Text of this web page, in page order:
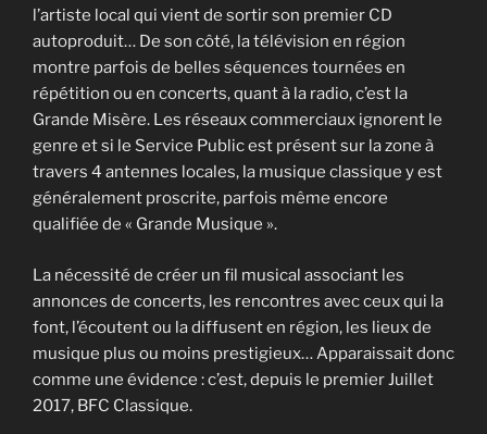
l’artiste local qui vient de sortir son premier CD
autoproduit… De son côté, la télévision en région
montre parfois de belles séquences tournées en
répétition ou en concerts, quant à la radio, c’est la
Grande Misère. Les réseaux commerciaux ignorent le
genre et si le Service Public est présent sur la zone à
travers 4 antennes locales, la musique classique y est
généralement proscrite, parfois même encore
qualifiée de « Grande Musique ».
La nécessité de créer un fil musical associant les
annonces de concerts, les rencontres avec ceux qui la
font, l’écoutent ou la diffusent en région, les lieux de
musique plus ou moins prestigieux… Apparaissait donc
comme une évidence : c’est, depuis le premier Juillet
2017, BFC Classique.